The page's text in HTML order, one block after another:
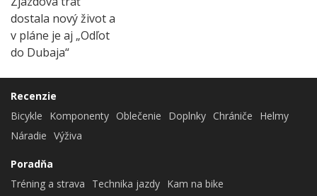
Recenzie
Bicykle
Komponenty Oblečenie Doplnky Chrániče
Helmy
Náradie Výživa
Poradňa
Tréning a strava
Technika jazdy Kam na bike